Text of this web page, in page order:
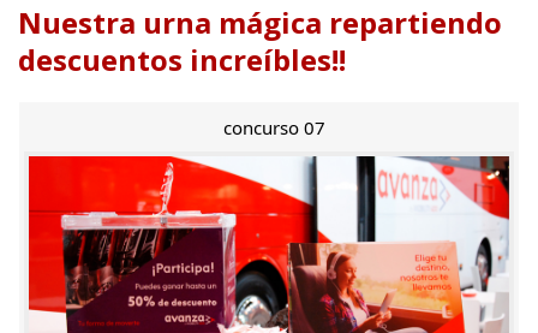
Nuestra urna mágica repartiendo
descuentos increíbles!!
concurso 07